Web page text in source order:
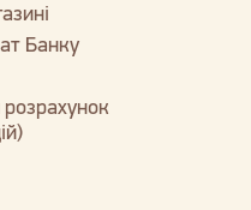
Банку
розрахунок